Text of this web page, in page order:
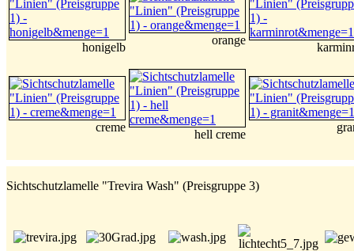
honigelb
orange
creme
hell creme
Sichtschutzlamelle "Trevira Wash" (Preisgruppe 3)